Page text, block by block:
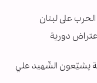
على لبنان
دورية
يشيّعون الشّهيد علي